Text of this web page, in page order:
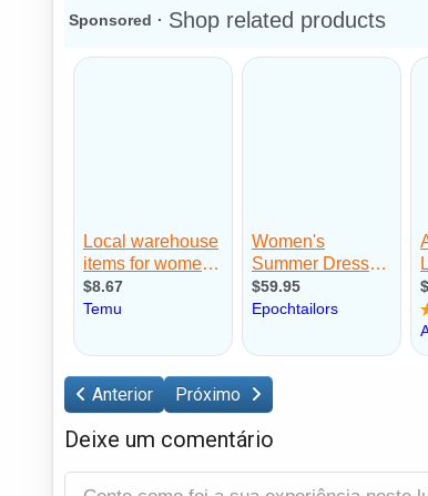
Anterior Próximo
Deixe um comentário